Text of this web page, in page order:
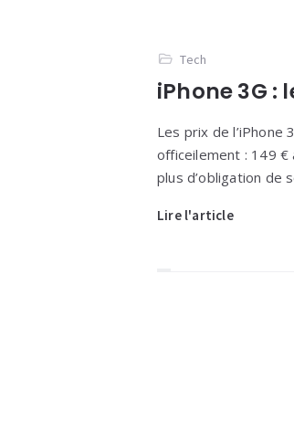
Tech
iPhone 3G :
Les prix de
officeilement : 149 €
plus d’obligation de
Lire l'article